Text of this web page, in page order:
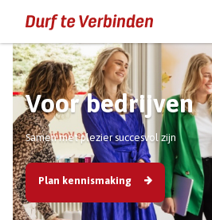
Voor bedrijven
Samen met plezier succesvol zijn
Plan kennismaking